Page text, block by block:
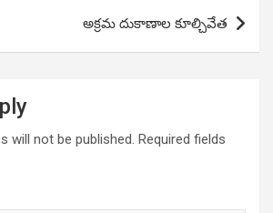
అక్రమ దుకాణాల కూల్చివేత
will not be published. Required fields